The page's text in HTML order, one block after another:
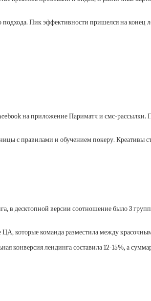
Пик эффективности пришелся на конец
на приложение Париматч и смс-
с правилами и обучением покеру. Креативы
в десктопной версии соотношение было 3
ЦА, которые команда разместила между
конверсия лендинга составила 12-15%, а